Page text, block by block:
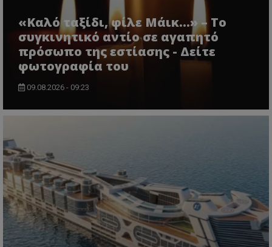
«Καλό ταξίδι, φίλε Μάικ…» – Το
συγκινητικό αντίο σε αγαπητό
πρόσωπο της εστίασης - Δείτε
φωτογραφία του
09.08.2026 - 09:23